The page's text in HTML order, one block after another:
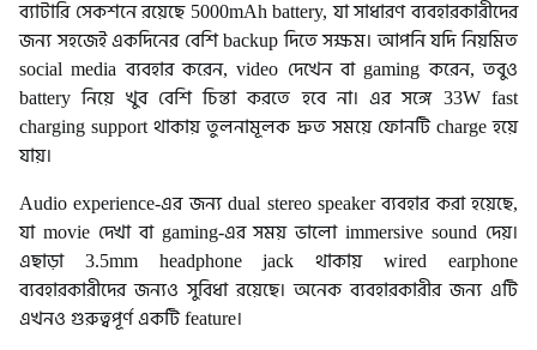
ব্যাটারি সেকশনে রয়েছে 5000mAh battery, যা সাধারণ ব্যবহারকারীদের
জন্য সহজেই একদিনের বেশি backup দিতে সক্ষম। আপনি যদি নিয়মিত
social media ব্যবহার করেন, video দেখেন বা gaming করেন, তবুও
battery নিয়ে খুব বেশি চিন্তা করতে হবে না। এর সঙ্গে 33W fast
charging support থাকায় তুলনামূলক দ্রুত সময়ে ফোনটি charge হয়ে
যায়।
Audio experience-এর জন্য dual stereo speaker ব্যবহার করা হয়েছে,
যা movie দেখা বা gaming-এর সময় ভালো immersive sound দেয়।
এছাড়া 3.5mm headphone jack থাকায় wired earphone
ব্যবহারকারীদের জন্যও সুবিধা রয়েছে। অনেক ব্যবহারকারীর জন্য এটি
এখনও গুরুত্বপূর্ণ একটি feature।